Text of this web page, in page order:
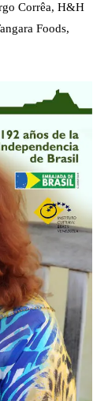
Corrêa, H&H
Foods,